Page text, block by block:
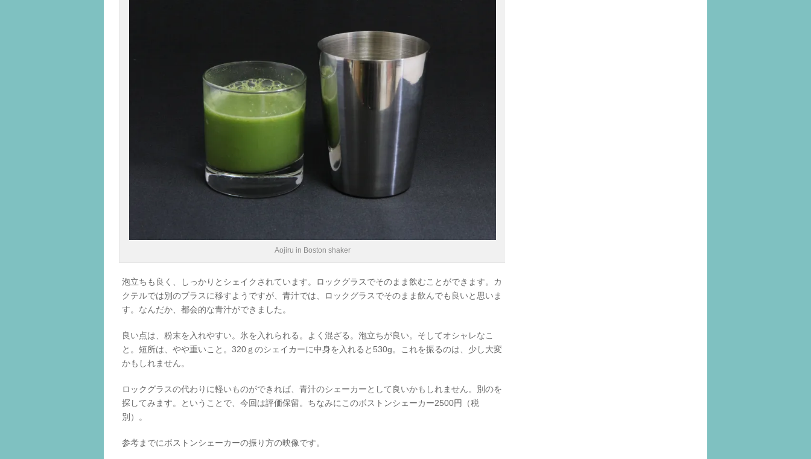
Aojiru in Boston shaker
泡立ちも良く、しっかりとシェイクされています。ロックグラスでそのまま飲むことができます。カ
クテルでは別のブラスに移すようですが、青汁では、ロックグラスでそのまま飲んでも良いと思いま
す。なんだか、都会的な青汁ができました。
良い点は、粉末を入れやすい。氷を入れられる。よく混ざる。泡立ちが良い。そしてオシャレなこ
と。短所は、やや重いこと。320ｇのシェイカーに中身を入れると530g。これを振るのは、少し大変
かもしれません。
ロックグラスの代わりに軽いものができれば、青汁のシェーカーとして良いかもしれません。別のを
探してみます。ということで、今回は評価保留。ちなみにこのボストンシェーカー2500円（税
別）。
参考までにボストンシェーカーの振り方の映像です。